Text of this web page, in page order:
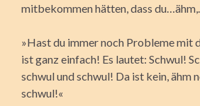
mitbekommen hätten, dass
»Hast du immer noch Probleme mit
ist ganz einfach! Es lautet: Schwul!
schwul und schwul! Da ist kein, ähm
schwul!«